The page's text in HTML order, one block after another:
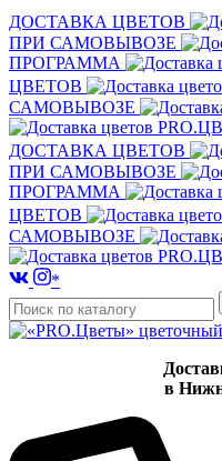
ДОСТАВКА ЦВЕТОВ
ПРИ САМОВЫВОЗЕ
ПРОГРАММА
ЦВЕТОВ
САМОВЫВОЗЕ
ДОСТАВКА ЦВЕТОВ
ПРИ САМОВЫВОЗЕ
ПРОГРАММА
ЦВЕТОВ
САМОВЫВОЗЕ
*
в